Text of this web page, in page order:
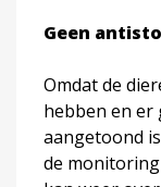
Geen
Omdat de
hebben en er
aangetoond
de